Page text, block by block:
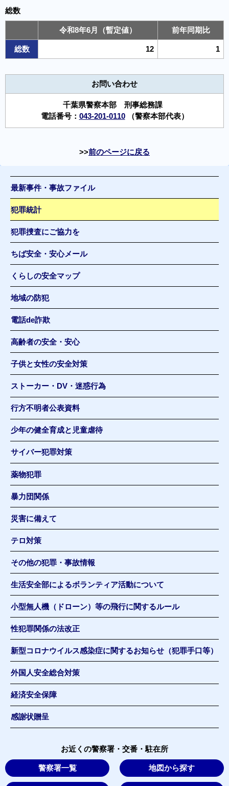
総数
令和8年6月（暫定値） 前年同期比
総数 12 1
お問い合わせ
千葉県警察本部 刑事総務課
電話番号： 043-201-0110（警察本部代表）
前のページに戻る
最新事件・事故ファイル
犯罪統計
犯罪捜査にご協力を
ちば安全・安心メール
くらしの安全マップ
地域の防犯
電話de詐欺
高齢者の安全・安心
子供と女性の安全対策
ストーカー・DV・迷惑行為
行方不明者公表資料
少年の健全育成と児童虐待
サイバー犯罪対策
薬物犯罪
暴力団関係
災害に備えて
テロ対策
その他の犯罪・事故情報
生活安全部によるボランティア活動について
小型無人機（ドローン）等の飛行に関するルール
性犯罪関係の法改正
新型コロナウイルス感染症に関するお知らせ（犯罪手口等）
外国人安全総合対策
経済安全保障
感謝状贈呈
お近くの警察署・交番・駐在所
警察署一覧 地図から探す